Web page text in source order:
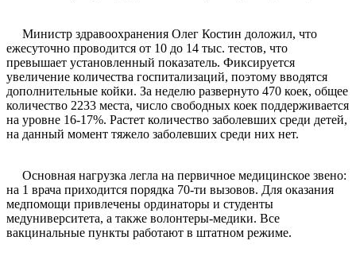
Министр здравоохранения Олег Костин доложил, что
ежесуточно проводится от 10 до 14 тыс. тестов, что
превышает установленный показатель. Фиксируется
увеличение количества госпитализаций, поэтому вводятся
дополнительные койки. За неделю развернуто 470 коек, общее
количество 2233 места, число свободных коек поддерживается
на уровне 16-17%. Растет количество заболевших среди детей,
на данный момент тяжело заболевших среди них нет.
Основная нагрузка легла на первичное медицинское звено:
на 1 врача приходится порядка 70-ти вызовов. Для оказания
медпомощи привлечены ординаторы и студенты
медуниверситета, а также волонтеры-медики. Все
вакцинальные пункты работают в штатном режиме.